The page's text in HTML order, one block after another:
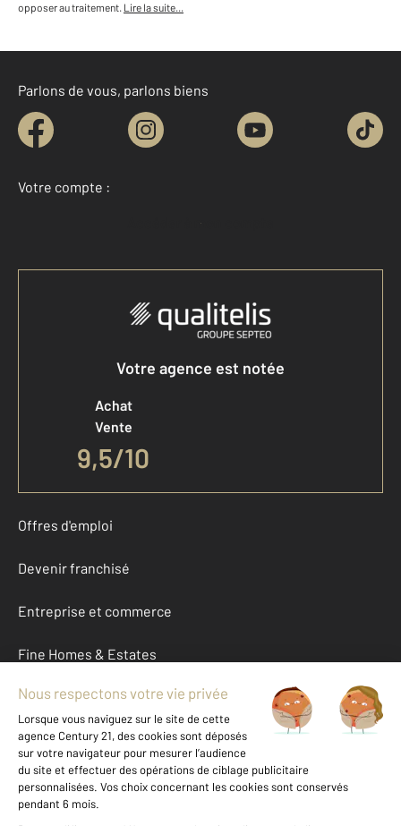
opposer au traitement. Lire la suite...
Parlons de vous, parlons biens
Votre compte :
Accéder à mon compte
Votre agence est notée
Achat
Vente
9,5/10
Offres d'emploi
Devenir franchisé
Entreprise et commerce
Fine Homes & Estates
À propos
International
Nous contacter